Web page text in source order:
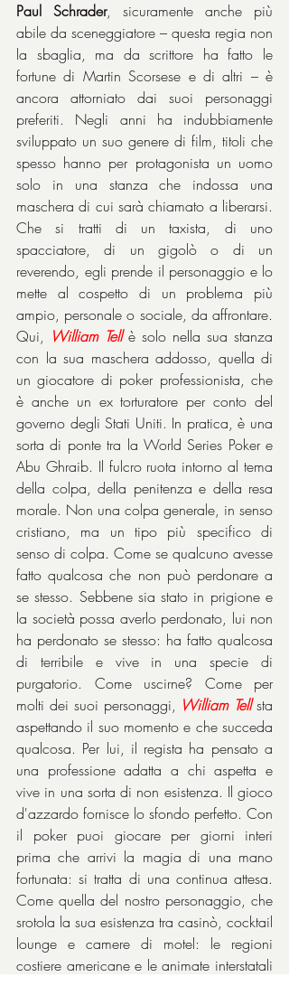
Paul Schrader, sicuramente anche più
abile da sceneggiatore – questa regia non
la sbaglia, ma da scrittore ha fatto le
fortune di Martin Scorsese e di altri – è
ancora attorniato dai suoi personaggi
preferiti. Negli anni ha indubbiamente
sviluppato un suo genere di film, titoli che
spesso hanno per protagonista un uomo
solo in una stanza che indossa una
maschera di cui sarà chiamato a liberarsi.
Che si tratti di un taxista, di uno
spacciatore, di un gigolò o di un
reverendo, egli prende il personaggio e lo
mette al cospetto di un problema più
ampio, personale o sociale, da affrontare.
Qui, William Tell è solo nella sua stanza
con la sua maschera addosso, quella di
un giocatore di poker professionista, che
è anche un ex torturatore per conto del
governo degli Stati Uniti. In pratica, è una
sorta di ponte tra la World Series Poker e
Abu Ghraib. Il fulcro ruota intorno al tema
della colpa, della penitenza e della resa
morale. Non una colpa generale, in senso
cristiano, ma un tipo più specifico di
senso di colpa. Come se qualcuno avesse
fatto qualcosa che non può perdonare a
se stesso. Sebbene sia stato in prigione e
la società possa averlo perdonato, lui non
ha perdonato se stesso: ha fatto qualcosa
di terribile e vive in una specie di
purgatorio. Come uscirne? Come per
molti dei suoi personaggi, William Tell sta
aspettando il suo momento e che succeda
qualcosa. Per lui, il regista ha pensato a
una professione adatta a chi aspetta e
vive in una sorta di non esistenza. Il gioco
d'azzardo fornisce lo sfondo perfetto. Con
il poker puoi giocare per giorni interi
prima che arrivi la magia di una mano
fortunata: si tratta di una continua attesa.
Come quella del nostro personaggio, che
srotola la sua esistenza tra casinò, cocktail
lounge e camere di motel: le regioni
costiere americane e le animate interstatali